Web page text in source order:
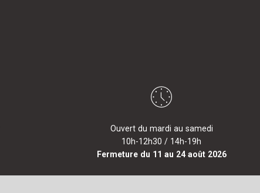
Ouvert du mardi au samedi
10h-12h30 / 14h-19h
Fermeture du 11 au 24 août 2026